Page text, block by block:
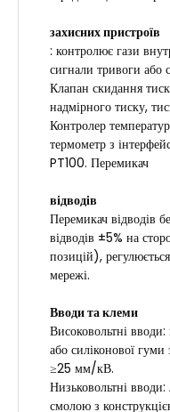
захисних пристроїв
: контролює гази
сигнали тривоги або
Клапан скидання
надмірного тиску,
Контролер
термометр з
PT100. Перемикач
відводів
Перемикач відводів
відводів ±5% на
позицій),
мережі.
Вводи та клеми
Високовольтні
або силіконової
≥25 мм/кВ.
Низьковольтні
смолою з